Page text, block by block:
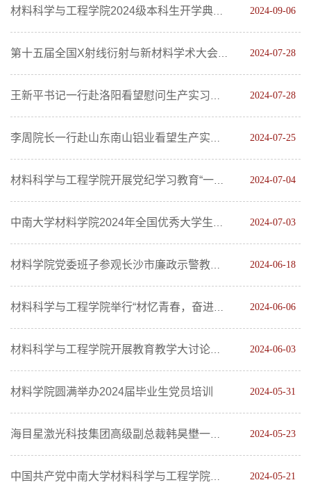
2024-09-06
2024-07-28
2024-07-28
2024-07-25
2024-07-04
2024-07-03
2024-06-18
2024-06-06
2024-06-03
材料学院圆满举办2024届毕业生党员培训 2024-05-31
2024-05-23
2024-05-21